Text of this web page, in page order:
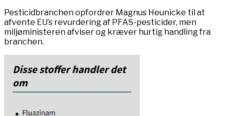
Pesticidbranchen opfordrer Magnus Heunicke til at
afvente EU’s revurdering af PFAS-pesticider, men
miljøministeren afviser og kræver hurtig handling fra
branchen.